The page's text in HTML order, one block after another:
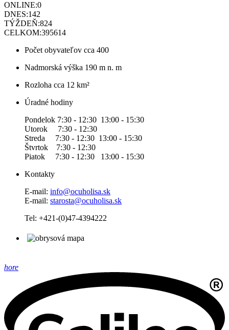
ONLINE:0
DNES:142
TÝŽDEŇ:824
CELKOM:395614
Počet obyvateľov cca 400
Nadmorská výška 190 m n. m
Rozloha cca 12 km²
Úradné hodiny
Pondelok 7:30 - 12:30 13:00 - 15:30
Utorok 7:30 - 12:30
Streda 7:30 - 12:30 13:00 - 15:30
Štvrtok 7:30 - 12:30
Piatok 7:30 - 12:30 13:00 - 15:30
Kontakty
E-mail: info@ocuholisa.sk
E-mail: starosta@ocuholisa.sk
Tel: +421-(0)47-4394222
hore